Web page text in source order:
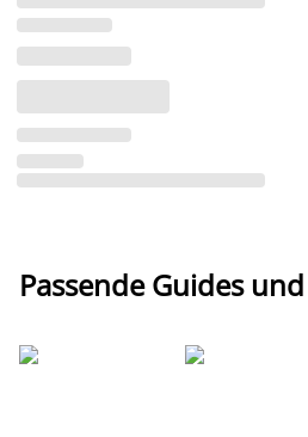
Passende Guides